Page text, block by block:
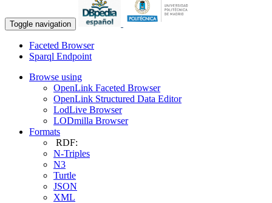
Toggle navigation
Faceted Browser
Sparql Endpoint
Browse using
OpenLink Faceted Browser
OpenLink Structured Data Editor
LodLive Browser
LODmilla Browser
Formats
RDF:
N-Triples
N3
Turtle
JSON
XML